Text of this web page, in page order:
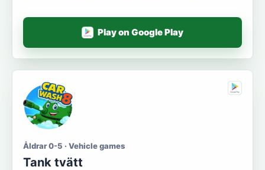
Play on Google Play
Åldrar 0-5 · Vehicle games
Tank tvätt